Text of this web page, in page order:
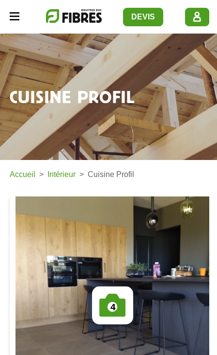
Navbar opener DEVIS
CUISINE PROFIL
Accueil Intérieur Cuisine Profil
4
Panneau de gestion des cookies